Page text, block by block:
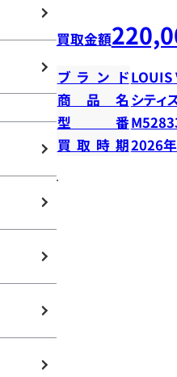
買取金額
ブランドLOUIS
商品名 シティ
型番
買取時期2026